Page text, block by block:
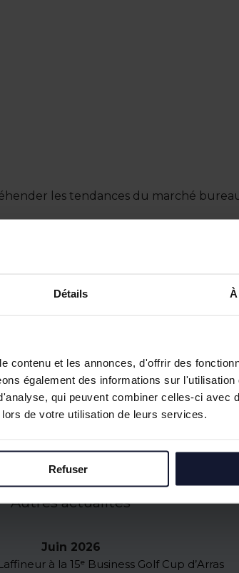
Détails
contenu et les annonces, d'offrir des
également des informations sur
qui peuvent combiner celles-ci avec
de votre utilisation de leurs services.
Refuser
les tendances du marché
et de la seconde main ?
étudier ?
Autres actualités
Juin 2026
à la 15ᵉ Business Golf Cup d’Arras